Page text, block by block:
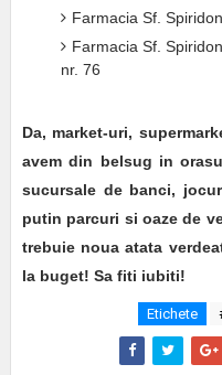
Farmacia Sf.
Farmacia Sf.
nr. 76
Da, market-uri,
avem din belsug in
sucursale de banci,
putin parcuri si oaze de
trebuie noua atata
la buget! Sa fiti iubiti!
Etichete